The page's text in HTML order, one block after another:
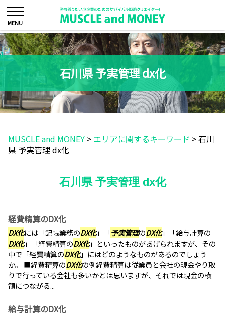
石川県 予実管理 dx化
MUSCLE and MONEY > エリアに関するキーワード >石川
県 予実管理 dx化
石川県 予実管理 dx化
経費精算のDX化
DX化には「記帳業務のDX化」「予実管理のDX化」「給与計算の
DX化」「経費精算のDX化」といったものがあげられますが、その
中で「経費精算のDX化」にはどのようなものがあるのでしょう
か。 ■経費精算のDX化の例経費精算は従業員と会社の現金やり取
りで行っている会社も多いかとは思いますが、それでは現金の横
領につながる...
給与計算のDX化